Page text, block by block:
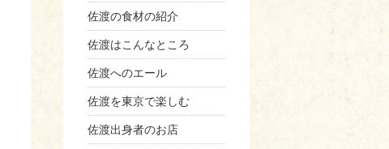
佐渡の食材の紹介
佐渡はこんなところ
佐渡へのエール
佐渡を東京で楽しむ
佐渡出身者のお店